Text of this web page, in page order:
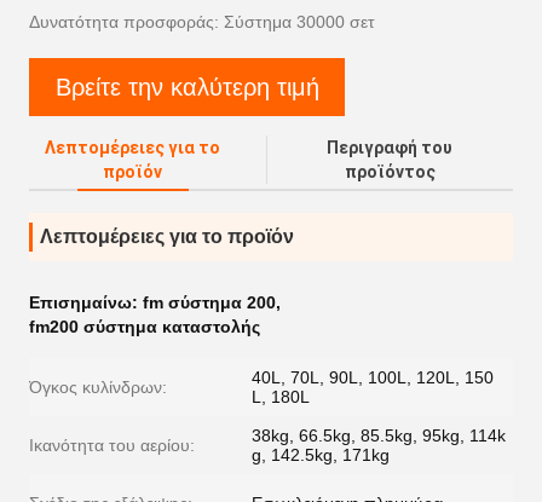
Δυνατότητα προσφοράς: Σύστημα 30000 σετ
Βρείτε την καλύτερη τιμή
Λεπτομέρειες για το
προϊόν
Περιγραφή του
προϊόντος
Λεπτομέρειες για το προϊόν
Επισημαίνω: fm σύστημα 200,
fm200 σύστημα καταστολής
Όγκος κυλίνδρων:
40L, 70L, 90L, 100L, 120L, 150
L, 180L
Ικανότητα του αερίου:
38kg, 66.5kg, 85.5kg, 95kg, 114k
g, 142.5kg, 171kg